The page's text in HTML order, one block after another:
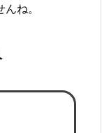
ね。